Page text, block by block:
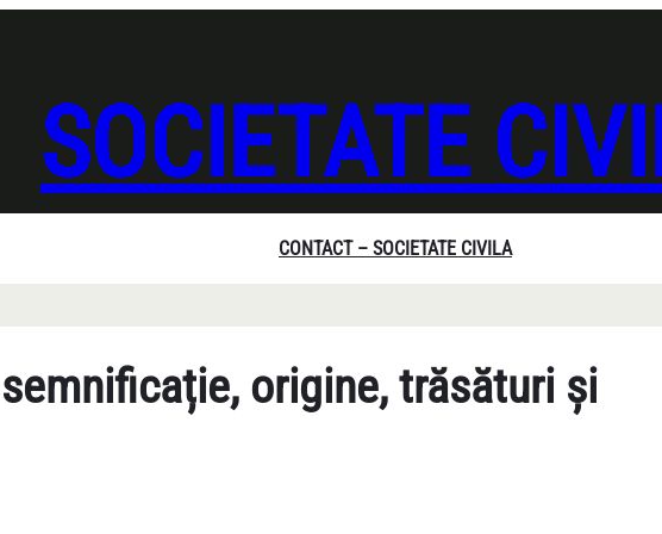
SOCIETATE
CONTACT – SOCIETATE CIVILA
semnificație, origine, trăsături și